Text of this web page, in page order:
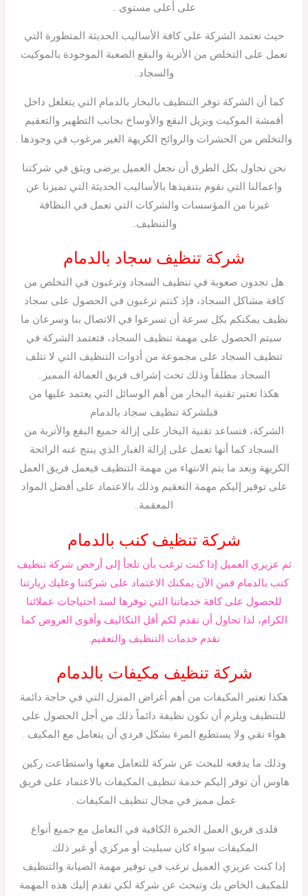
على أعلى مستوى ..
حيث تعتمد الشركة على كافة الأساليب الحديثة المتطورة التي
تعمل على التخلص من الأتربة والبقع الصعبة الموجودة بالموكيت
والسجاد..
كما أن الشركة توفر التنظيف بالبخار بالدمام التي يتغلغل داخل
أقمشة الموكيت ويزيل البقع والأوساخ بجانب التطهير والتعقيم
والتخلص من الحشرات والروائح الكريهة الغير مرغوب في وجودها .
نحن نحاول بكل الطرق أن نجعل العميل يرضى ويثق في شركتنا
واعمالنا التي نقوم بتنفيذها بالأساليب الحديثة التي تميزنا عن
غيرنا من المؤسسات والشركات التي تعمل في النظافة
والتنظيف..
شركة تنظيف سجاد بالدمام
هل تجدون صعوبة في تنظيف السجاد وترغبون في التخلص من
كافة مشاكل السجاد، فإذ كنتم ترغبون في الحصول على سجاد
نظيف يمكنكم بكل سرعة أن تسرعوا في الاتصال بنا وسرعان ما
سيتم الحصول على مهمة تنظيف السجاد، فتعتمد الشركة في
تنظيف السجاد على مجموعة من أدوات التنظيف التي لا تتلف
السجاد مطلقاً وذلك تحت إشراف فريق العمالة المميز..
هكذا تعتبر تقنية البخار من أهم الوسائل التي يعتمد عليها من
قبلشركة تنظيف سجاد بالدمام
الشركة، فتساعد تقنية البخار على إزالة جميع البقع والأتربة من
السجاد كما أنها تعمل على إزالة الغبار الذي ينتج عنه الرائحة
الكريهة وبعد ما يتم الانتهاء من مهمة التنظيف فيعمل فريق العمل
على توفير إليكم مهمة التعقيم وذلك بالاعتماد على أفضل المواد
المعقمة..
شركة تنظيف كنب بالدمام
ثم عزيزي العميل إذا كنت ترغب بأن تلجأ إلى أرخص شركة تنظيف
كنب بالدمام فمن الآن يمكنك الاعتماد على شركتنا وعليك زيارتنا
للحصول على كافة خدماتنا التي توفرها لسد احتياجات عملائنا
الكرام، لذا تحاول أن تقدم لكم أقل التكاليف وأقوى العروض كما
نقدم خدمات التنظيف والتعقيم.
شركة تنظيف مكيفات بالدمام
هكذا تعتبر المكيفات من أهم أغراض المنزل التي في حاجة دائمة
للتنظيف ويلزم أن تكون نظيفة دائماً ذلك من أجل الحصول على
هواء نقي ولا يستطيع المرء بشكل فردي أن يتعامل مع المكيف .
وذلك ما يدفعه للبحث عن شركة للتعامل معها واستطاعت ركين
هاوس أن توفر إليكم خدمة تنظيف المكيفات بالاعتماد على فريق
عمل مميز في مجال تنظيف المكيفات .
فلدى فريق العمل الخبرة الكافية في التعامل مع جميع أنواع
المكيفات سواء كان سبليت أو مركزي أو غير ذلك.
إذا كنت عزيزي العميل ترغب في توفير مهمة الصيانة والتنظيف
للمكيف الخاص بك وتبحث عن شركة لكي تقدم إليك هذه المهمة